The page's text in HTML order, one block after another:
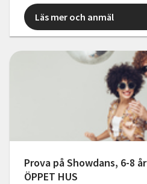
Läs mer och anmäl
Prova på Showdans, 6-8 år
ÖPPET HUS